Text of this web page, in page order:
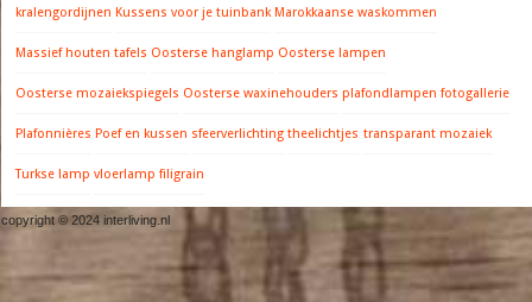
kralengordijnen Kussens voor je tuinbank Marokkaanse waskommen
Massief houten tafels Oosterse hanglamp Oosterse lampen
Oosterse mozaiekspiegels Oosterse waxinehouders plafondlampen fotogallerie
Plafonnières Poef en kussen sfeerverlichting theelichtjes transparant mozaiek
Turkse lamp vloerlamp filigrain
copyright © 2024 interliving.nl